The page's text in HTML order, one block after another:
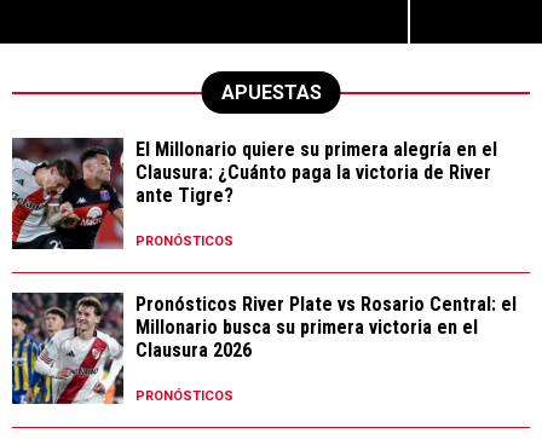
APUESTAS
El Millonario quiere su primera alegría en el
Clausura: ¿Cuánto paga la victoria de River
ante Tigre?
PRONÓSTICOS
Pronósticos River Plate vs Rosario Central: el
Millonario busca su primera victoria en el
Clausura 2026
PRONÓSTICOS